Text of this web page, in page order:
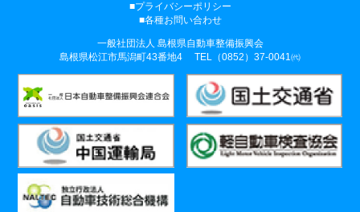
プライバシーポリシー
各種お問い合わせ
一般社団法人 島根県自動車整備振興会
島根県松江市馬潟町43番地4
TEL（0852）37-0041㈹